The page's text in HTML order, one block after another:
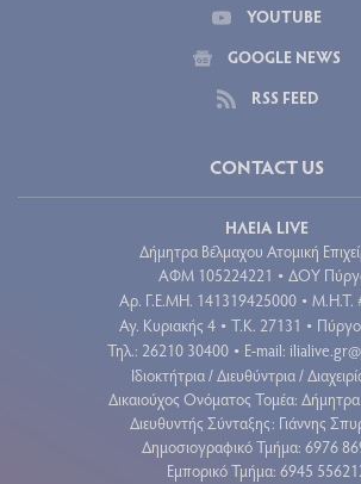
YOUTUBE
GOOGLE NEWS
RSS FEED
CONTACT US
ΗΛΕΙΑ LIVE
Δήμητρα Βέλμαχου Ατομική
ΑΦΜ 105224221 • ΔΟΥ
Aρ. Γ.Ε.ΜΗ. 141319425000 • Μ.Η.Τ.
Αγ. Κυριακής 4 • Τ.Κ. 27131 •
Τηλ.: 26210 30400 • E-mail:
Ιδιοκτήτρια / Διευθύντρια /
Δικαιούχος Ονόματος Τομέα:
Διευθυντής Σύνταξης: Γιάννης
Δημοσιογραφικό Τμήμα: 6976
Εμπορικό Τμήμα: 6945